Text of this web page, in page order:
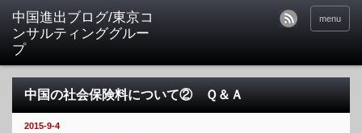
中国進出ブログ/東京コ
ンサルティンググルー
プ
menu
中国の社会保険料について② Ｑ＆Ａ
2015-9-4